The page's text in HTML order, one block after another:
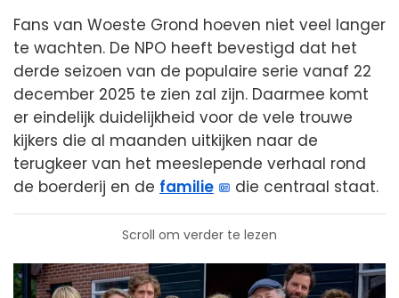
Fans van Woeste Grond hoeven niet veel langer
te wachten. De NPO heeft bevestigd dat het
derde seizoen van de populaire serie vanaf 22
december 2025 te zien zal zijn. Daarmee komt
er eindelijk duidelijkheid voor de vele trouwe
kijkers die al maanden uitkijken naar de
terugkeer van het meeslepende verhaal rond
de boerderij en de familie die centraal staat.
Scroll om verder te lezen